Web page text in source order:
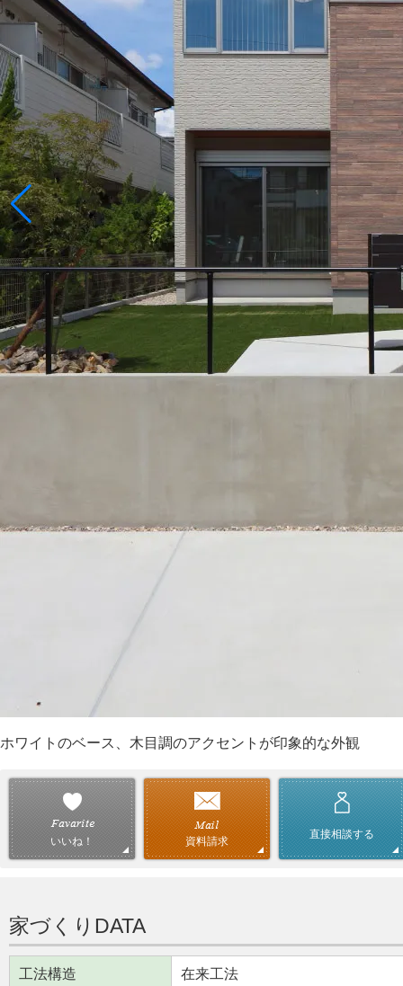
ホワイトのベース、木目調のアクセントが印象的な外観
いいね！ 資料請求
直接相談する
家づくりDATA
工法構造 在来工法